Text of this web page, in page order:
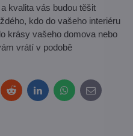
kvalita vás budou těšit
kdo do vašeho interiéru
krásy vašeho domova nebo
vrátí v podobě
RedditLinkedInWhatsApp
E-
mail